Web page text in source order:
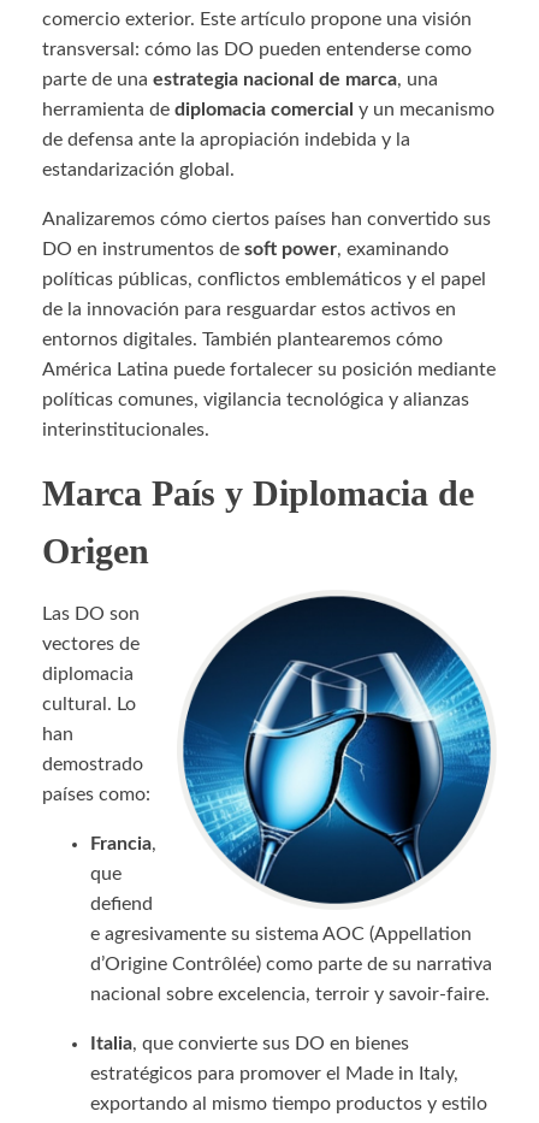
comercio exterior. Este artículo propone una visión
transversal: cómo las DO pueden entenderse como
parte de una estrategia nacional de marca, una
herramienta de diplomacia comercial y un mecanismo
de defensa ante la apropiación indebida y la
estandarización global.
Analizaremos cómo ciertos países han convertido sus
DO en instrumentos de soft power, examinando
políticas públicas, conflictos emblemáticos y el papel
de la innovación para resguardar estos activos en
entornos digitales. También plantearemos cómo
América Latina puede fortalecer su posición mediante
políticas comunes, vigilancia tecnológica y alianzas
interinstitucionales.
Marca País y Diplomacia de
Origen
Las DO son
vectores de
diplomacia
cultural. Lo
han
demostrado
países como:
Francia,
que
defiend
e agresivamente su sistema AOC (Appellation
d’Origine Contrôlée) como parte de su narrativa
nacional sobre excelencia, terroir y savoir-faire.
Italia, que convierte sus DO en bienes
estratégicos para promover el Made in Italy,
exportando al mismo tiempo productos y estilo